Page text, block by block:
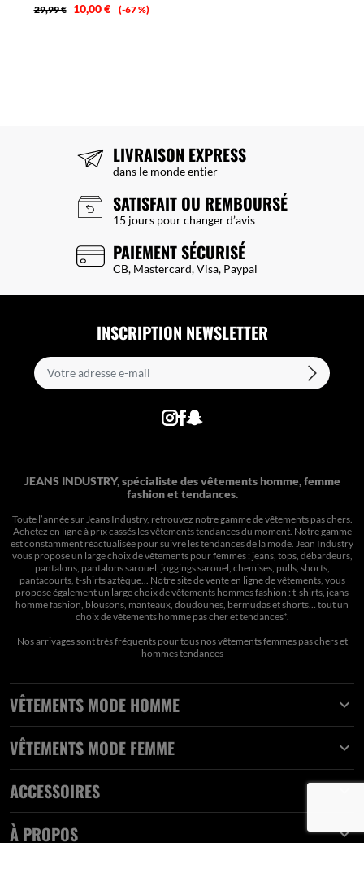
29,99 €
10,00 € -67 %
LIVRAISON EXPRESS
dans le monde entier
SATISFAIT OU REMBOURSÉ
15 jours pour changer d’avis
PAIEMENT SÉCURISÉ
CB, Mastercard, Visa, Paypal
INSCRIPTION NEWSLETTER
JEANS INDUSTRY, spécialiste des vêtements homme, femme
fashion et tendances.
Toute l’année sur Jeans Industry, retrouvez notre gamme de vêtements pas chers.
Achetez en ligne à prix cassés les vêtements tendances du moment. Notre gamme
est constamment réactualisée pour suivre les tendances de la mode. Jean Industry
vous propose un large choix de vêtements pour femmes : jeans, tops, débardeurs,
pantalons, pantalons sarouel, joggings sarouel, chemises, pulls, shorts,
pantacourts, t-shirts aztèque... Notre site de vente en ligne de vêtements, vous
propose également un large choix de vêtements hommes fashion : t-shirts, jeans
homme fashion, blousons, manteaux, doudounes, bermudas et shorts… tout un
choix devêtements homme pas cher et tendances*.
Nos arrivages sont très fréquents pour tous nosvêtements femmes pas cherset
hommes tendances
VÊTEMENTS MODE HOMME 
VÊTEMENTS MODE FEMME 
ACCESSOIRES
À PROPOS 